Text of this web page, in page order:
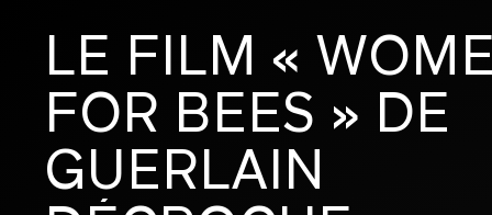
Lonsdale+Partners est une plateforme
experts du branding, du design et de la
Un collectif, 6 marques et une même
LE FILM «
FOR BEES » DE
GUERLAIN